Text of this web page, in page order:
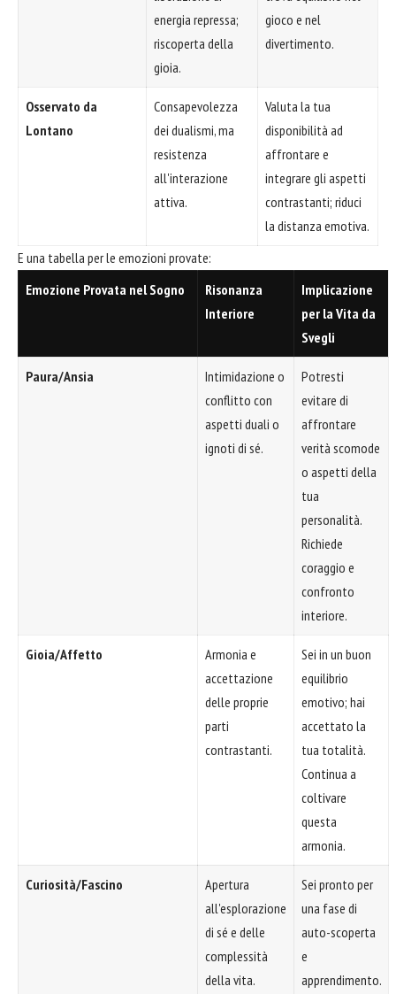
energia repressa;
riscoperta della
gioia.
gioco e nel
divertimento.
Osservato da
Lontano
Consapevolezza
dei dualismi, ma
resistenza
all'interazione
attiva.
Valuta la tua
disponibilità ad
affrontare e
integrare gli aspetti
contrastanti; riduci
la distanza emotiva.
E una tabella per le emozioni provate:
Emozione Provata nel Sogno
Risonanza
Interiore
Implicazione
per la Vita da
Svegli
Paura/Ansia
Intimidazione o
conflitto con
aspetti duali o
ignoti di sé.
Potresti
evitare di
affrontare
verità scomode
o aspetti della
tua
personalità.
Richiede
coraggio e
confronto
interiore.
Gioia/Affetto
Armonia e
accettazione
delle proprie
parti
contrastanti.
Sei in un buon
equilibrio
emotivo; hai
accettato la
tua totalità.
Continua a
coltivare
questa
armonia.
Curiosità/Fascino
Apertura
all'esplorazione
di sé e delle
complessità
della vita.
Sei pronto per
una fase di
auto-scoperta
e
apprendimento.